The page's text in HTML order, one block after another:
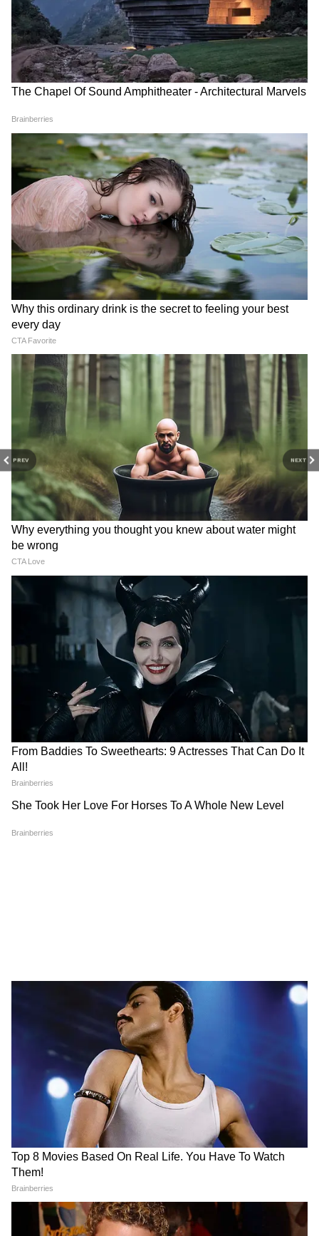
PREV NEXT
সরকারি কর্মী মহলে খুশির হাওয়া
শুভেন্দু অধিকারীর মন্ত্রিসভা সপ্তম বেতন কমিশন
চালু করার কথা ঘোষণা করায় সরকারি কর্মীদের
মধ্যে খুশির হাওয়া। কারণ মমতা বন্দ্যোপাধ্য়ায়ের
সরকার দীর্ঘ দিন ধরেই সপ্তম বেতন কমিশন নিয়ে
টালবাহানা করছিল। আর নতুন সরকার এসেই এটি
কার্যকর করেছে।
Related Articles
Weather: ঘামে ভিজছে রাজ্য! প্যাচপ্যাচে গরমে
নাজেহাল জনজীবন, আবহাওয়া দফতরের বড়
যে কোনও সময় OUT হবে অন্নপূর্ণা ভাণ্ডারের ফর্ম!
৩০০০ টাকা পেতে হাতের কাছে রাখুন এই ৬টি জিনিস
10
Image Credit :
অর্থাৎ রাজ্য সরকারের প্রত্যেক কর্মী এর থেকে
Image Credit :
বেতন বৃদ্ধি!
সরকারি কর্মীদের হিসেব নিকেশ যা বলছে তা হল